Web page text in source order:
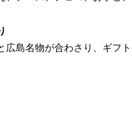
広島名物が合わさり、ギフ